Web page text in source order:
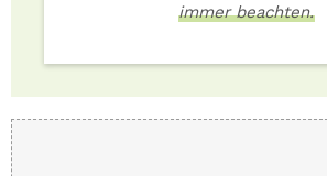
immer beachten.